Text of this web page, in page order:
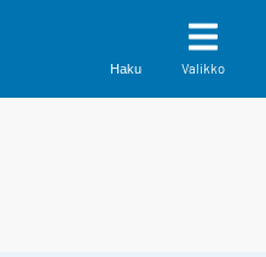
Haku Valikko